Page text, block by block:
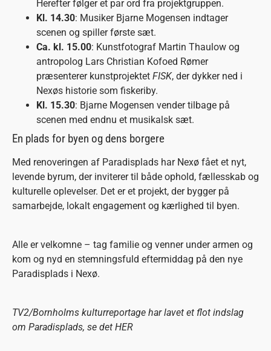
Herefter følger et par ord fra projektgruppen.
Kl. 14.30: Musiker Bjarne Mogensen indtager
scenen og spiller første sæt.
Ca. kl. 15.00: Kunstfotograf Martin Thaulow og
antropolog Lars Christian Kofoed Rømer
præsenterer kunstprojektet FISK, der dykker ned i
Nexøs historie som fiskeriby.
Kl. 15.30: Bjarne Mogensen vender tilbage på
scenen med endnu et musikalsk sæt.
En plads for byen og dens borgere
Med renoveringen af Paradisplads har Nexø fået et nyt,
levende byrum, der inviterer til både ophold, fællesskab og
kulturelle oplevelser. Det er et projekt, der bygger på
samarbejde, lokalt engagement og kærlighed til byen.
Alle er velkomne – tag familie og venner under armen og
kom og nyd en stemningsfuld eftermiddag på den nye
Paradisplads i Nexø.
TV2/Bornholms kulturreportage har lavet et flot indslag
om Paradisplads, se det HER